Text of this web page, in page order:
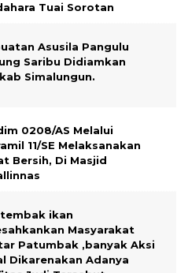
Tuai Sorotan
Asusila Pangulu
Saribu Didiamkan
Simalungun.
0208/AS Melalui
11/SE Melaksanakan
Bersih, Di Masjid
ikan
Masyarakat
Patumbak ,banyak Aksi
Dikarenakan Adanya